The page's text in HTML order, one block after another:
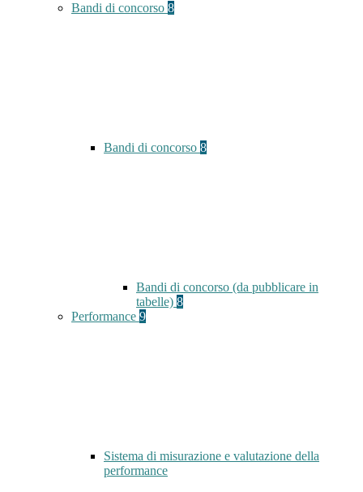
Bandi di concorso 8
Bandi di concorso 8
Bandi di concorso (da pubblicare in
tabelle) 8
Performance 9
Sistema di misurazione e valutazione della
performance